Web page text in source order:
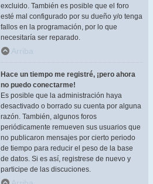
excluido. También es posible que el foro
esté mal configurado por su dueño y/o tenga
fallos en la programación, por lo que
necesitaría ser reparado.
Arriba
Hace un tiempo me registré, ¡pero ahora
no puedo conectarme!
Es posible que la administración haya
desactivado o borrado su cuenta por alguna
razón. También, algunos foros
periódicamente remueven sus usuarios que
no publicaron mensajes por cierto periodo
de tiempo para reducir el peso de la base
de datos. Si es así, registrese de nuevo y
participe de las discuciones.